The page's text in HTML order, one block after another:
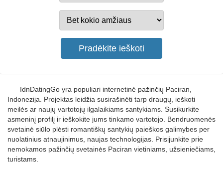
IdnDatingGo yra populiari internetinė pažinčių Paciran,
Indonezija. Projektas leidžia susirašinėti tarp draugų, ieškoti
meilės ar naujų vartotojų ilgalaikiams santykiams. Susikurkite
asmeninį profilį ir ieškokite jums tinkamo vartotojo. Bendruomenės
svetainė siūlo plėsti romantiškų santykių paieškos galimybes per
nuolatinius atnaujinimus, naujas technologijas. Prisijunkite prie
nemokamos pažinčių svetainės Paciran vietiniams, užsieniečiams,
turistams.